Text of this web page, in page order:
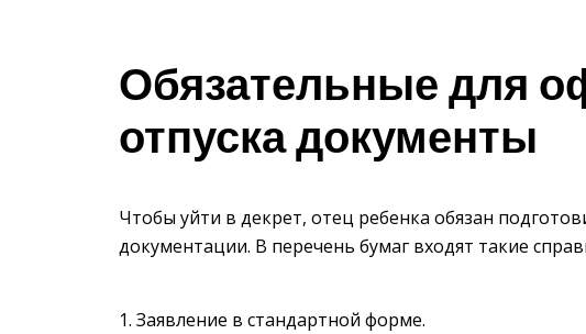
Обязательные для
отпуска документы
Чтобы уйти в декрет, отец ребенка обязан
документации. В перечень бумаг входят такие
Заявление в стандартной форме.